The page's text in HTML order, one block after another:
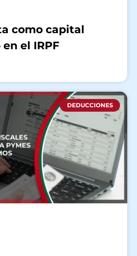
como capital
el IRPF
DEDUCCIONES